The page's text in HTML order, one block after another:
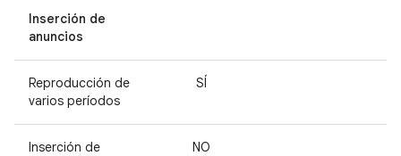
Inserción de
anuncios
Reproducción de
varios períodos
SÍ
Inserción de
NO